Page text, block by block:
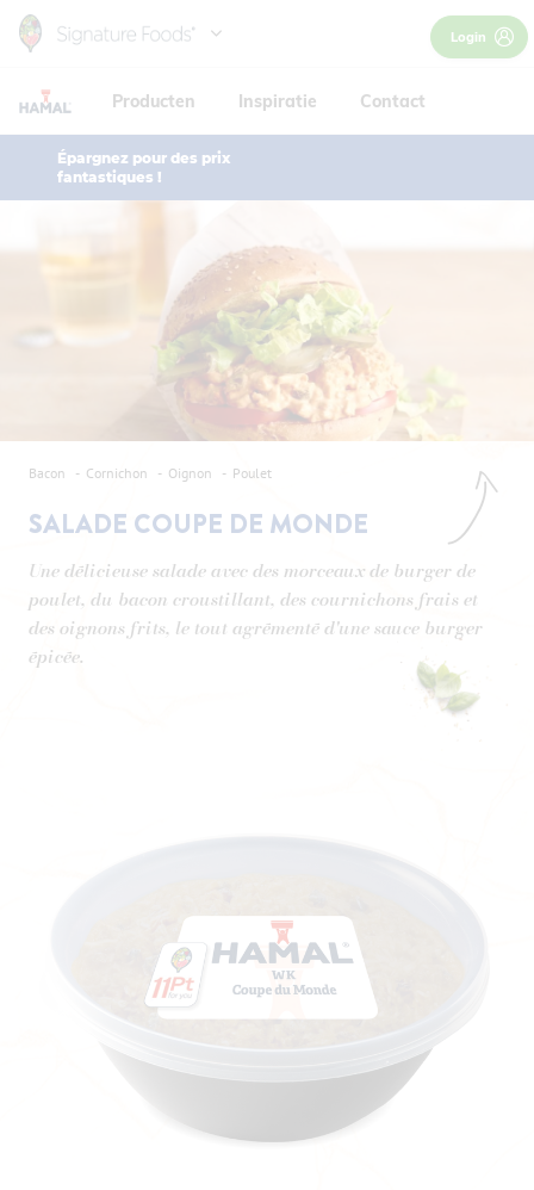
Skip
content
Login
Producten Inspiratie Contact
Épargnez pour des prix
fantastiques !
Bacon Cornichon Oignon Poulet
SALADE COUPE DE MONDE
Une délicieuse salade avec des morceaux de burger de
poulet, du bacon croustillant, des cournichons frais et
des oignons frits, le tout agrémenté d'une sauce burger
épicée.